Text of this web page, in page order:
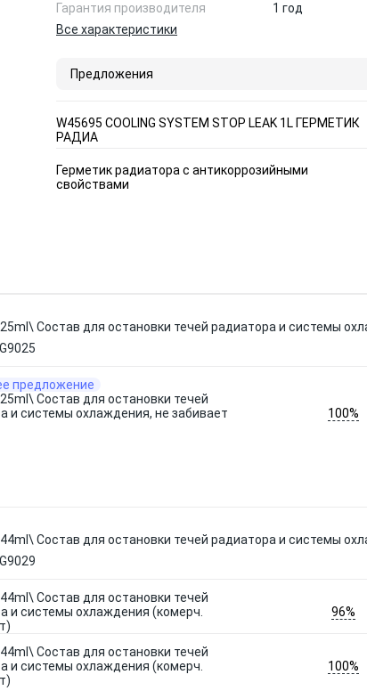
Гарантия производителя
1 год
Все характеристики
Предложения
W45695 COOLING SYSTEM STOP LEAK 1L ГЕРМЕТИК
РАДИА
Герметик радиатора с антикоррозийными
свойствами
Состав для остановки течей радиатора и системы
предложение
Состав для остановки течей
и системы охлаждения, не забивает
100%
Состав для остановки течей радиатора и системы
Состав для остановки течей
и системы охлаждения (комерч.
96%
Состав для остановки течей
и системы охлаждения (комерч.
100%